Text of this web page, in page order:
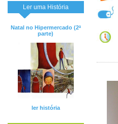
Ler uma História
Natal no Hipermercado (2ª
parte)
ler história